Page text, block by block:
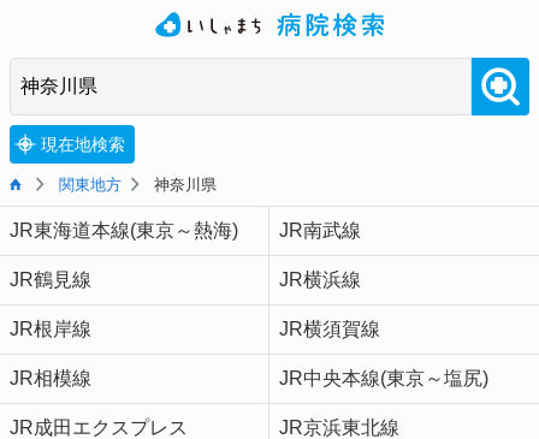
現在地検索
関東地方 神奈川県
JR東海道本線(東京～熱海) JR南武線
JR鶴見線 JR横浜線
JR根岸線 JR横須賀線
JR相模線 JR中央本線(東京～塩尻)
JR成田エクスプレス JR京浜東北線